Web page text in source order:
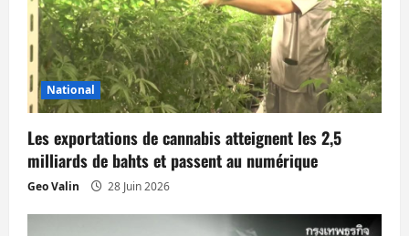
n
d
’
a
r
t
National
Les exportations de cannabis atteignent les 2,5
milliards de bahts et passent au numérique
Geo Valin 28 Juin 2026